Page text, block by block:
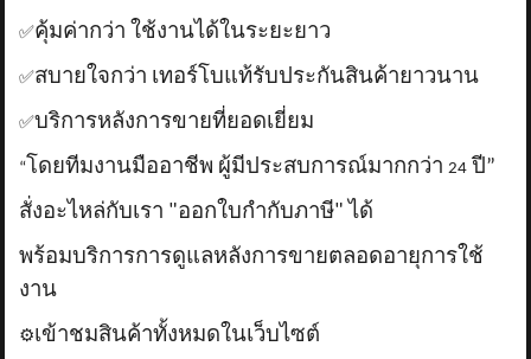
✅คุ้มค่ากว่า ใช้งานได้ในระยะยาว
✅สบายใจกว่า เทอร์โบแท้รับประกันสินค้ายาวนาน
✅บริการหลังการขายที่ยอดเยี่ยม
“ โดยทีมงานมืออาชีพ ผู้มีประสบการณ์มากกว่า24 ปี”
สั่งอะไหล่กับเรา "ออกใบกำกับภาษี" ได้
พร้อมบริการการดูแลหลังการขายตลอดอายุการใช้
งาน
⚙️เข้าชมสินค้าทั้งหมดในเว็บไซต์